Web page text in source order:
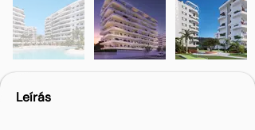
Leírás